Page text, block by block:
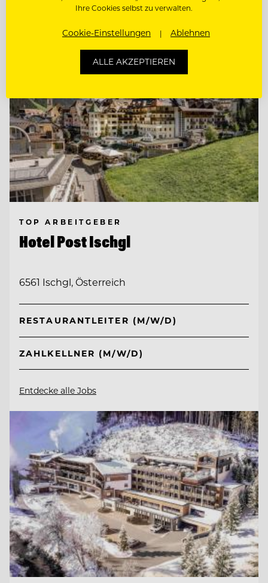
TOP ARBEITGEBER
Hotel Post Ischgl
6561 Ischgl, Österreich
RESTAURANTLEITER (M/W/D)
ZAHLKELLNER (M/W/D)
Entdecke alle Jobs
Ihre Cookies selbst zu verwalten.
Cookie-Einstellungen Ablehnen
ALLE AKZEPTIEREN